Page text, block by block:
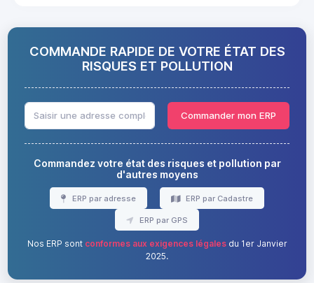
COMMANDE RAPIDE DE VOTRE ÉTAT DES
RISQUES ET POLLUTION
Commander mon ERP
Commandez votre état des risques et pollution par
d'autres moyens
ERP par adresse ERP par Cadastre
ERP par GPS
Nos ERP sont conformes aux exigences légalesdu 1er Janvier
2025.